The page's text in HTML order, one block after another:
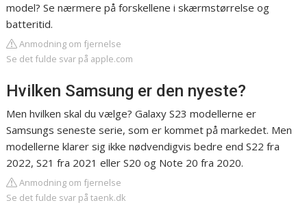
model? Se nærmere på forskellene i skærmstørrelse og
batteritid.
Anmodning om fjernelse
Se det fulde svar på apple.com
Hvilken Samsung er den nyeste?
Men hvilken skal du vælge? Galaxy S23 modellerne er
Samsungs seneste serie, som er kommet på markedet. Men
modellerne klarer sig ikke nødvendigvis bedre end S22 fra
2022, S21 fra 2021 eller S20 og Note 20 fra 2020.
Anmodning om fjernelse
Se det fulde svar på taenk.dk